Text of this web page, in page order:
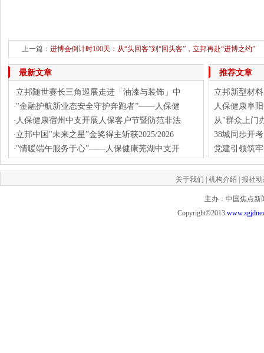
上一篇： 进博会倒计时100天：从“头回客”到“回头客”，立邦再赴“进博之约”
下一篇：交运强国云平台成功登陆香
最新文章
·立邦随世赛长三角巡展走进「油漆与装饰」中
·"金融护航新业态安全守护奔跑者”——人保健
· 人保健康宿州中支开展人保客户节暨防范非法
·立邦中国"未来之星”金奖得主斩获2025/2026
·"情暖端午服务于心”——人保健康芜湖中支开
推荐文章
立邦新型材
人保健康阜
从"群众上门
38城同步开
党建引领筑
关于我们 | 机构介绍 | 报社
主办：中国焦点新
Copyright©2013